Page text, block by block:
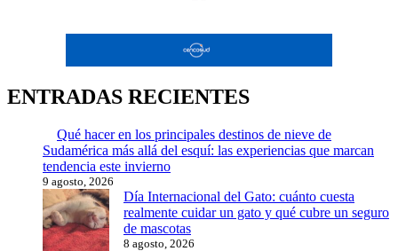
ENTRADAS RECIENTES
Qué hacer en los principales destinos de nieve de
Sudamérica más allá del esquí: las experiencias que marcan
tendencia este invierno
9 agosto, 2026
Día Internacional del Gato: cuánto cuesta
realmente cuidar un gato y qué cubre un seguro
de mascotas
8 agosto, 2026